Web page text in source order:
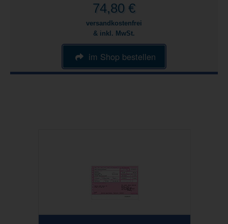
74,80 €
versandkostenfrei
& inkl. MwSt.
im Shop bestellen